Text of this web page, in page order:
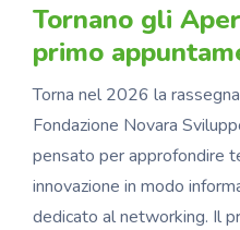
Tornano gli
primo
Torna nel 2026 la
Fondazione Novara
pensato per approfondire
innovazione in modo
dedicato al networking. Il